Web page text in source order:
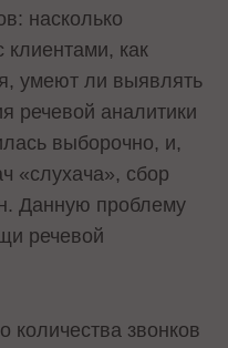
насколько
клиентами, как
умеют ли выявлять
речевой аналитики
выборочно, и,
«слухача», сбор
Данную проблему
речевой
количества звонков